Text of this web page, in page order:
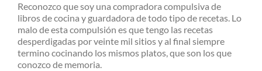
Reconozco que soy una compradora compulsiva de
libros de cocina y guardadora de todo tipo de recetas. Lo
malo de esta compulsión es que tengo las recetas
desperdigadas por veinte mil sitios y al final siempre
termino cocinando los mismos platos, que son los que
conozco de memoria.